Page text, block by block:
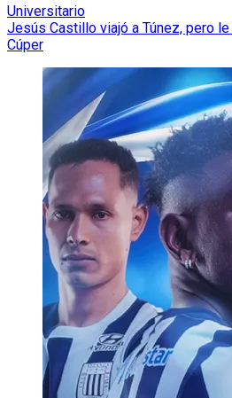
Universitario
Jesús Castillo viajó a Túnez, pero
Cúper